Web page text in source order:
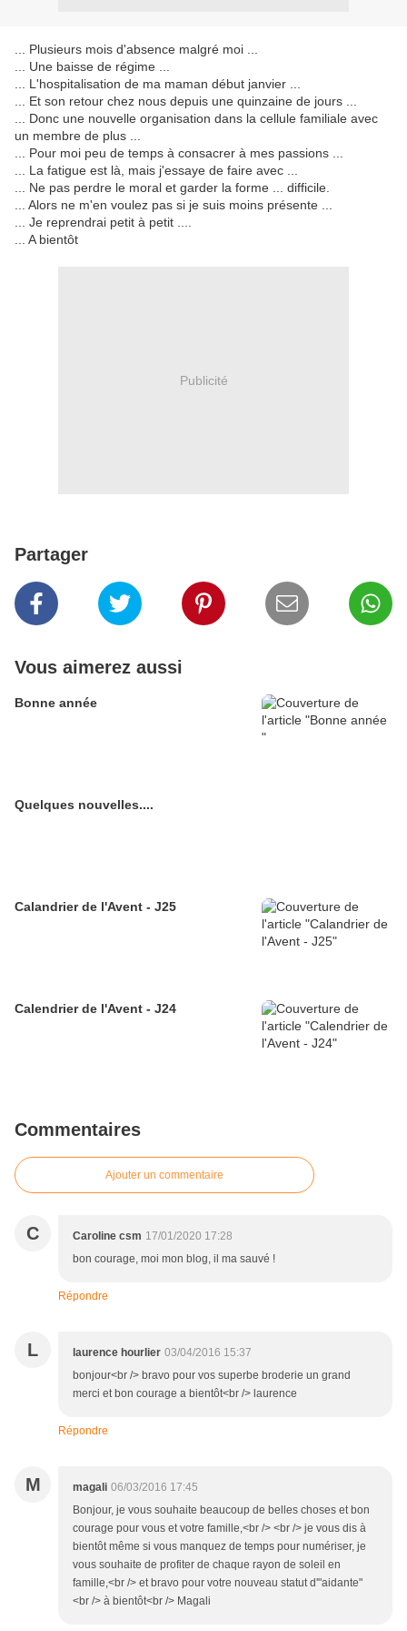
... Plusieurs mois d'absence malgré moi ...
... Une baisse de régime ...
... L'hospitalisation de ma maman début janvier ...
... Et son retour chez nous depuis une quinzaine de jours ...
... Donc une nouvelle organisation dans la cellule familiale avec
un membre de plus ...
... Pour moi peu de temps à consacrer à mes passions ...
... La fatigue est là, mais j'essaye de faire avec ...
... Ne pas perdre le moral et garder la forme ... difficile.
... Alors ne m'en voulez pas si je suis moins présente ...
... Je reprendrai petit à petit ....
... A bientôt
Publicité
Partager
Vous aimerez aussi
Bonne année
Quelques nouvelles....
Calandrier de l'Avent - J25
Calendrier de l'Avent - J24
Commentaires
Ajouter un commentaire
C Caroline csm 17/01/2020 17:28
bon courage, moi mon blog, il ma sauvé !
Répondre
L laurence hourlier 03/04/2016 15:37
bonjour<br /> bravo pour vos superbe broderie un grand
merci et bon courage a bientôt<br /> laurence
Répondre
M magali 06/03/2016 17:45
Bonjour, je vous souhaite beaucoup de belles choses et bon
courage pour vous et votre famille,<br /> <br /> je vous dis à
bientôt même si vous manquez de temps pour numériser, je
vous souhaite de profiter de chaque rayon de soleil en
famille,<br /> et bravo pour votre nouveau statut d'"aidante"
<br /> à bientôt<br /> Magali